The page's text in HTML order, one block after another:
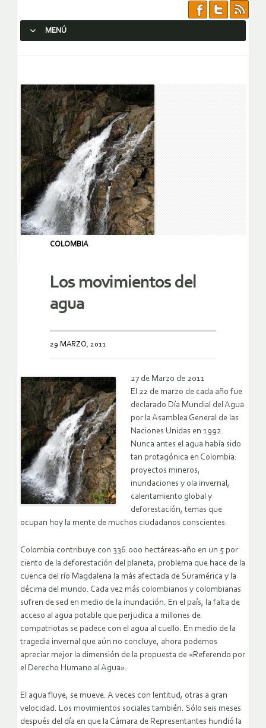
MENÚ
COLOMBIA
Los movimientos del
agua
29 MARZO, 2011
27 de Marzo de 2011
El 22 de marzo de cada año fue
declarado Día Mundial del Agua
por la Asamblea General de las
Naciones Unidas en 1992.
Nunca antes el agua había sido
tan protagónica en Colombia:
proyectos mineros,
inundaciones y ola invernal,
calentamiento global y
deforestación, temas que
ocupan hoy la mente de muchos ciudadanos conscientes.
Colombia contribuye con 336.000 hectáreas-año en un 5 por
ciento de la deforestación del planeta, problema que hace de la
cuenca del río Magdalena la más afectada de Suramérica y la
décima del mundo. Cada vez más colombianos y colombianas
sufren de sed en medio de la inundación. En el país, la falta de
acceso al agua potable que perjudica a millones de
compatriotas se padece con el agua al cuello. En medio de la
tragedia invernal que aún no concluye, ahora podemos
apreciar mejor la dimensión de la propuesta de «Referendo por
el Derecho Humano al Agua».
El agua fluye, se mueve. A veces con lentitud, otras a gran
velocidad. Los movimientos sociales también. Sólo seis meses
después del día en que la Cámara de Representantes hundió la